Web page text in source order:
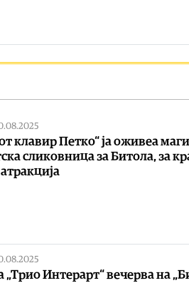
клавир Петко“ ја оживеа
сликовница за Битола, за
„Трио Интерарт“ вечерва на